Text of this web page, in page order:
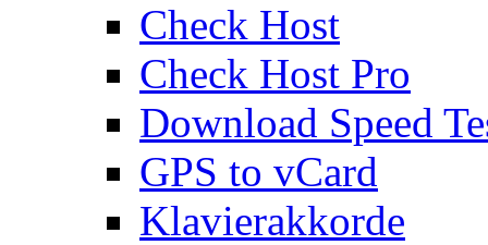
Check Host
Check Host Pro
Download Speed
GPS to vCard
Klavierakkorde